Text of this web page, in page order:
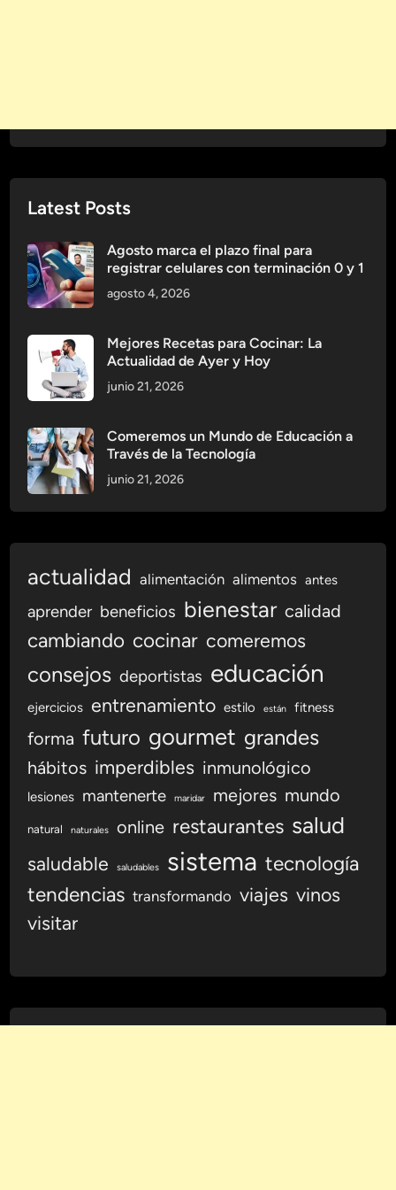
t
t
e
I
n
o
l
c
c
o
e
e
t
O
n
i
Latest Posts
Agosto marca el plazo final para
registrar celulares con terminación 0 y 1
agosto 4, 2026
Mejores Recetas para Cocinar: La
Actualidad de Ayer y Hoy
junio 21, 2026
Comeremos un Mundo de Educación a
Través de la Tecnología
junio 21, 2026
actualidad alimentación alimentos antes
aprender beneficios bienestar calidad
cambiando cocinar comeremos
consejos deportistas educación
ejercicios entrenamiento estilo están fitness
forma futuro gourmet grandes
hábitos imperdibles inmunológico
lesiones mantenerte maridar mejores mundo
natural naturales online restaurantes salud
saludable saludables sistema tecnología
tendencias transformando viajes vinos
visitar